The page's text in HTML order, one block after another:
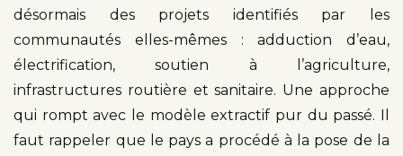
désormais des projets identifiés par les
communautés elles-mêmes : adduction d’eau,
électrification, soutien à l’agriculture,
infrastructures routière et sanitaire. Une approche
qui rompt avec le modèle extractif pur du passé. Il
faut rappeler que le pays a procédé à la pose de la